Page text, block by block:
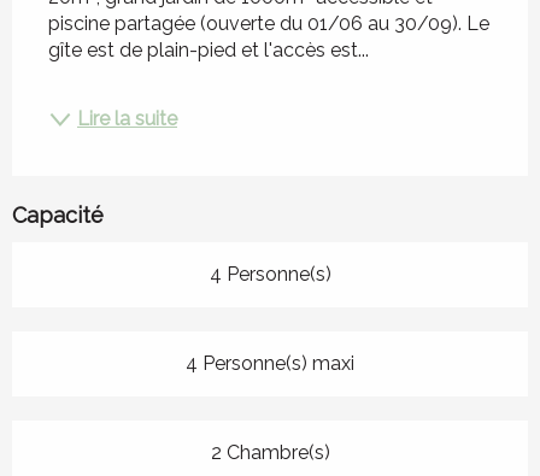
piscine partagée (ouverte du 01/06 au 30/09). Le
gîte est de plain-pied et l'accès est...
Lire la suite
Capacité
4 Personne(s)
4 Personne(s) maxi
2 Chambre(s)